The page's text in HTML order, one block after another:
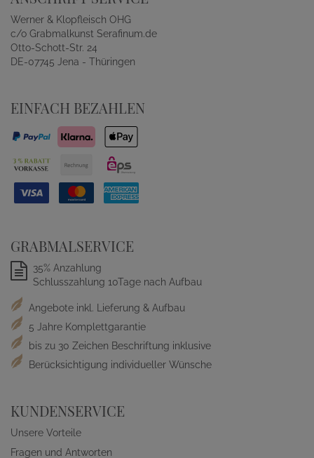
Werner & Klopfleisch OHG
c/o Grabmalkunst Serafinum.de
Otto-Schott-Str. 24
DE-07745 Jena - Thüringen
EINFACH BEZAHLEN
GRABMALSERVICE
35% Anzahlung
Schlusszahlung 10Tage nach Aufbau
Angebote inkl. Lieferung & Aufbau
5 Jahre Komplettgarantie
bis zu 30 Zeichen Beschriftung inklusive
Berücksichtigung individueller Wünsche
KUNDENSERVICE
Unsere Vorteile
Fragen und Antworten